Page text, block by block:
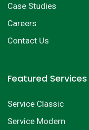
Case Studies
Careers
Contact Us
Featured Services
Service Classic
Service Modern